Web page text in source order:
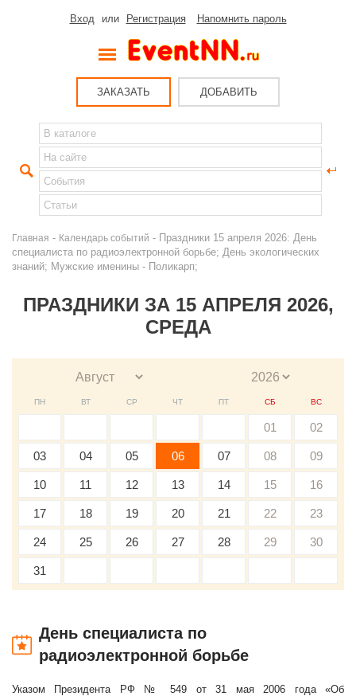
Вход или Регистрация Напомнить пароль
ЗАКАЗАТЬ ДОБАВИТЬ
Главная - Календарь событий - Праздники 15 апреля 2026: День
специалиста по радиоэлектронной борьбе; День экологических
знаний; Мужские именины - Поликарп;
ПРАЗДНИКИ ЗА 15 АПРЕЛЯ 2026,
СРЕДА
ПН ВТ СР ЧТ ПТ СБ ВС
01 02
03 04 05 06 07 08 09
10 11 12 13 14 15 16
17 18 19 20 21 22 23
24 25 26 27 28 29 30
31
День специалиста по
радиоэлектронной борьбе
Указом Президента РФ № 549 от 31 мая 2006 года «Об